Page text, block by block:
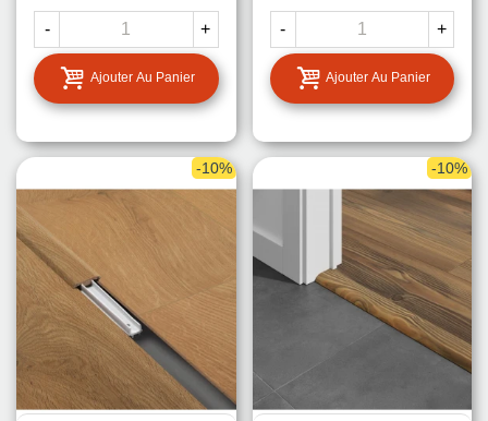
- +
Ajouter Au Panier
- +
Ajouter Au Panier
-10% -10%